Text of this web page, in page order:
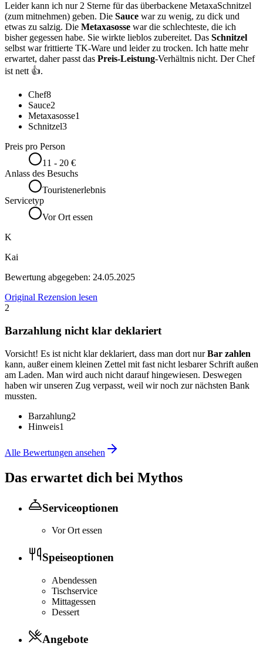
Leider kann ich nur 2 Sterne für das überbackene MetaxaSchnitzel
(zum mitnehmen) geben. Die Sauce war zu wenig, zu dick und
etwas zu salzig. Die Metaxasosse war die schlechteste, die ich
bisher gegessen habe. Sie wirkte lieblos zubereitet. Das Schnitzel
selbst war frittierte TK-Ware und leider zu trocken. Ich hatte mehr
erwartet, daher passt das Preis-Leistung-Verhältnis nicht. Der Chef
ist nett 👍.
Chef8
Sauce2
Metaxasosse1
Schnitzel3
Preis pro Person
11 - 20 €
Anlass des Besuchs
Touristenerlebnis
Servicetyp
Vor Ort essen
K
Kai
Bewertung abgegeben: 24.05.2025
Original Rezension lesen
2
Barzahlung nicht klar deklariert
Vorsicht! Es ist nicht klar deklariert, dass man dort nurBar zahlen
kann, außer einem kleinen Zettel mit fast nicht lesbarer Schrift außen
am Laden. Man wird auch nicht darauf hingewiesen. Deswegen
haben wir unseren Zug verpasst, weil wir noch zur nächsten Bank
mussten.
Barzahlung2
Hinweis1
Alle Bewertungen ansehen
Das erwartet dich bei Mythos
Serviceoptionen
Vor Ort essen
Speiseoptionen
Abendessen
Tischservice
Mittagessen
Dessert
Angebote